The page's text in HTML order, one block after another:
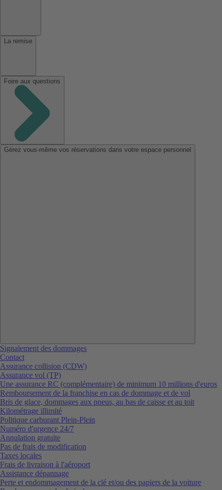
La remise
Foire aux questions
Gérez vous-même vos réservations dans votre espace personnel
Signalement des dommages
Contact
Assurance collision (CDW)
Assurance vol (TP)
Une assurance RC (complémentaire) de minimum 10 millions d'euros
Remboursement de la franchise en cas de dommage et de vol
Bris de glace, dommages aux pneus, au bas de caisse et au toit
Kilométrage illimité
Politique carburant Plein-Plein
Numéro d'urgence 24/7
Annulation gratuite
Pas de frais de modification
Taxes locales
Frais de livraison à l'aéroport
Assistance dépannage
Perte et endommagement de la clé et/ou des papiers de la voiture